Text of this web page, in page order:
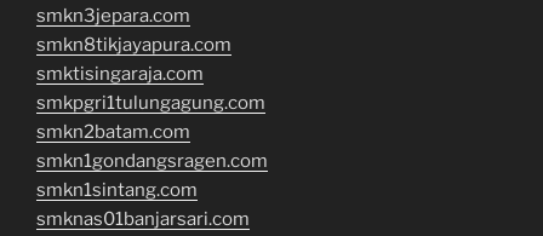
smkn3jepara.com
smkn8tikjayapura.com
smktisingaraja.com
smkpgri1tulungagung.com
smkn2batam.com
smkn1gondangsragen.com
smkn1sintang.com
smknas01banjarsari.com